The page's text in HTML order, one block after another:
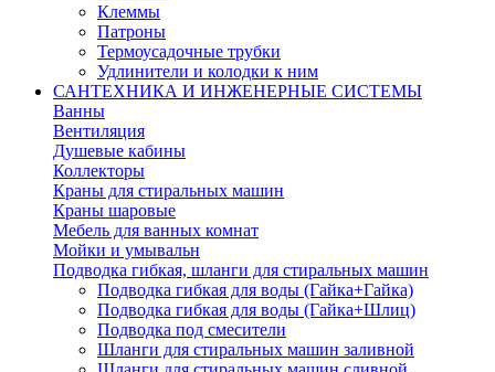
Клеммы
Патроны
Термоусадочные трубки
Удлинители и колодки к ним
САНТЕХНИКА И ИНЖЕНЕРНЫЕ СИСТЕМЫ
Ванны
Вентиляция
Душевые кабины
Коллекторы
Краны для стиральных машин
Краны шаровые
Мебель для ванных комнат
Мойки и умывальн
Подводка гибкая, шланги для стиральных машин
Подводка гибкая для воды (Гайка+Гайка)
Подводка гибкая для воды (Гайка+Шлиц)
Подводка под смесители
Шланги для стиральных машин заливной